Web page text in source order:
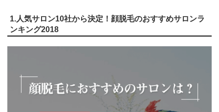
1.人気サロン10社から決定！顔脱毛のおすすめサロンラ
ンキング2018